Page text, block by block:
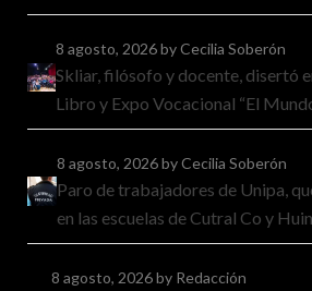
8 agosto, 2026by Cecilia Soberón
Skliar, filósofo y docente, disertó
Libro y Expo Vocacional “El
8 agosto, 2026by Cecilia Soberón
Paro de trabajadores de Unipa,
en las escuelas de Cutral Co y
8 agosto, 2026by Redacción